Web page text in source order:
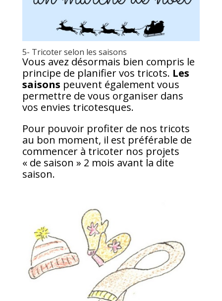
5- Tricoter selon les saisons
Vous avez désormais bien compris le
principe de planifier vos tricots. Les
saisons peuvent également vous
permettre de vous organiser dans
vos envies tricotesques.
Pour pouvoir profiter de nos tricots
au bon moment, il est préférable de
commencer à tricoter nos projets
« de saison » 2 mois avant la dite
saison.